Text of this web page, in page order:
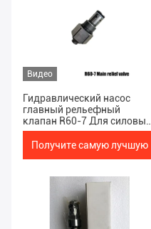
Видео
Гидравлический насос
главный рельефный
клапан R60-7 Для силовых
деталей Тяжелое
оборудование экскаватор
Получите самую лучшую
цену